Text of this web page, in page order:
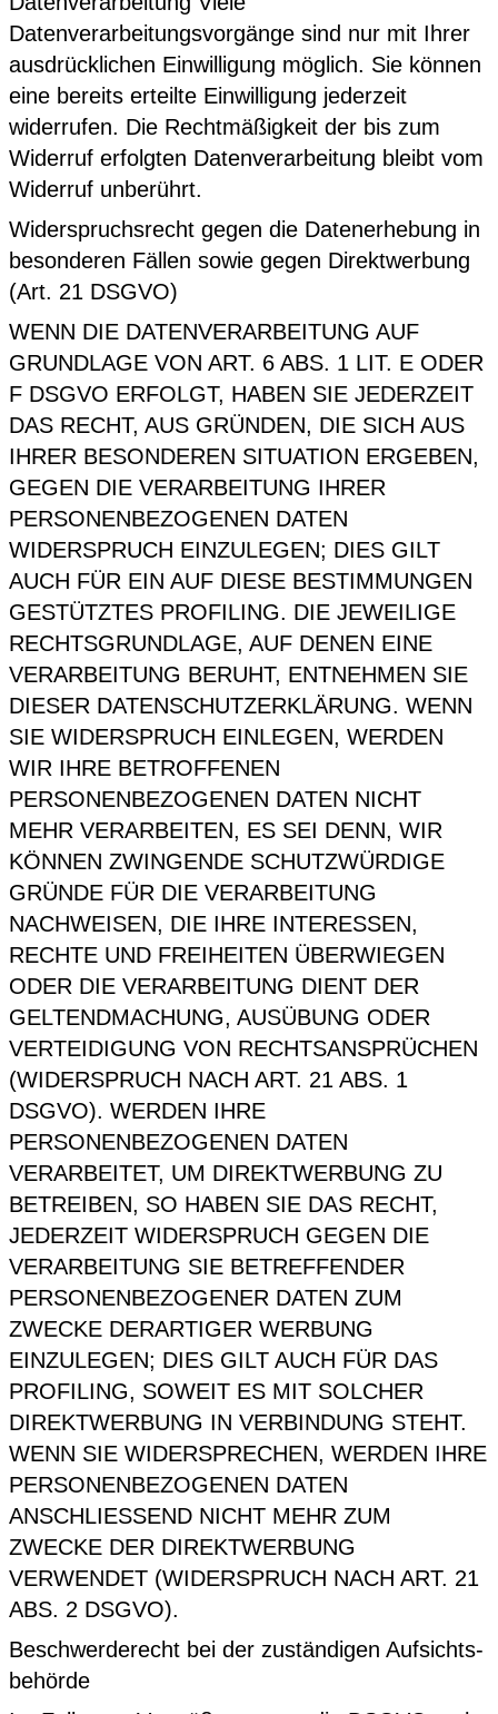
Datenverarbeitungsvorgänge sind nur mit Ihrer
ausdrücklichen Einwilligung möglich. Sie können
eine bereits erteilte Einwilligung jederzeit
widerrufen. Die Rechtmäßigkeit der bis zum
Widerruf erfolgten Datenverarbeitung bleibt vom
Widerruf unberührt.
Widerspruchsrecht gegen die Datenerhebung in
besonderen Fällen sowie gegen Direktwerbung
(Art. 21 DSGVO)
WENN DIE DATENVERARBEITUNG AUF
GRUNDLAGE VON ART. 6 ABS. 1 LIT. E ODER
F DSGVO ERFOLGT, HABEN SIE JEDERZEIT
DAS RECHT, AUS GRÜNDEN, DIE SICH AUS
IHRER BESONDEREN SITUATION ERGEBEN,
GEGEN DIE VERARBEITUNG IHRER
PERSONENBEZOGENEN DATEN
WIDERSPRUCH EINZULEGEN; DIES GILT
AUCH FÜR EIN AUF DIESE BESTIMMUNGEN
GESTÜTZTES PROFILING. DIE JEWEILIGE
RECHTSGRUNDLAGE, AUF DENEN EINE
VERARBEITUNG BERUHT, ENTNEHMEN SIE
DIESER DATENSCHUTZERKLÄRUNG. WENN
SIE WIDERSPRUCH EINLEGEN, WERDEN
WIR IHRE BETROFFENEN
PERSONENBEZOGENEN DATEN NICHT
MEHR VERARBEITEN, ES SEI DENN, WIR
KÖNNEN ZWINGENDE SCHUTZWÜRDIGE
GRÜNDE FÜR DIE VERARBEITUNG
NACHWEISEN, DIE IHRE INTERESSEN,
RECHTE UND FREIHEITEN ÜBERWIEGEN
ODER DIE VERARBEITUNG DIENT DER
GELTENDMACHUNG, AUSÜBUNG ODER
VERTEIDIGUNG VON RECHTSANSPRÜCHEN
(WIDERSPRUCH NACH ART. 21 ABS. 1
DSGVO). WERDEN IHRE
PERSONENBEZOGENEN DATEN
VERARBEITET, UM DIREKTWERBUNG ZU
BETREIBEN, SO HABEN SIE DAS RECHT,
JEDERZEIT WIDERSPRUCH GEGEN DIE
VERARBEITUNG SIE BETREFFENDER
PERSONENBEZOGENER DATEN ZUM
ZWECKE DERARTIGER WERBUNG
EINZULEGEN; DIES GILT AUCH FÜR DAS
PROFILING, SOWEIT ES MIT SOLCHER
DIREKTWERBUNG IN VERBINDUNG STEHT.
WENN SIE WIDERSPRECHEN, WERDEN IHRE
PERSONENBEZOGENEN DATEN
ANSCHLIESSEND NICHT MEHR ZUM
ZWECKE DER DIREKTWERBUNG
VERWENDET (WIDERSPRUCH NACH ART. 21
ABS. 2 DSGVO).
Beschwerde­recht bei der zuständigen Aufsichts­
behörde